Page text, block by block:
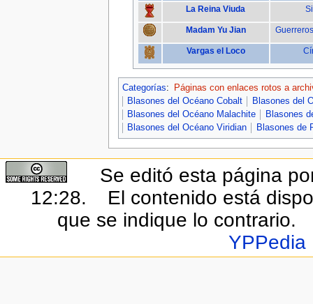
La Reina Viuda
Madam Yu Jian
Vargas el Loco
Categorías:
Páginas con enlaces rotos a
Blasones del Océano Cobalt
Blasones del
Blasones del Océano Malachite
Blasones
Blasones del Océano Viridian
Blasones de
Se editó esta página
12:28.
El contenido está
que se indique lo contrario.
YPPedia